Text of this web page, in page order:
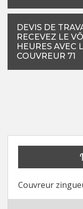
DEVIS DE
RECEVEZ LE
HEURES AVEC
COUVREUR 71
Couvreur